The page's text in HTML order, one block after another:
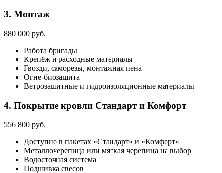
3. Монтаж
880 000 руб.
Работа бригады
Крепёж и расходные материалы
Гвозди, саморезы, монтажная пена
Огне-биозащита
Ветрозащитные и гидроизоляционные материалы
4. Покрытие кровли Стандарт и Комфорт
556 800 руб.
Доступно в пакетах «Стандарт» и «Комфорт»
Металлочерепица или мягкая черепица на выбор
Водосточная система
Подшивка свесов